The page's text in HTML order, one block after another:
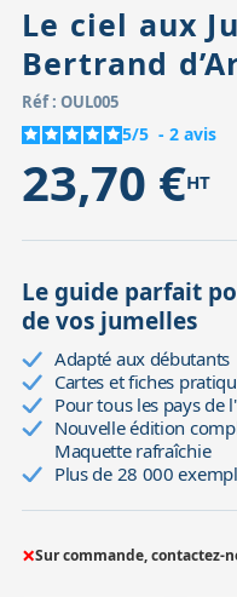
Le ciel aux
Bertrand
Réf : OUL005
5/5 - 2 avis
23,70 €HT
Le guide parfait
de vos jumelles
Adapté aux débutants
Cartes et fiches
Pour tous les pays de
Nouvelle édition
Maquette rafraîchie
Plus de 28 000
×Sur commande, contactez-